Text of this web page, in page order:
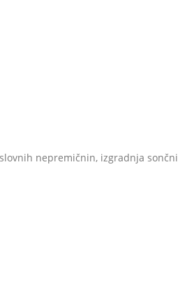
nepremičnin, izgradnja